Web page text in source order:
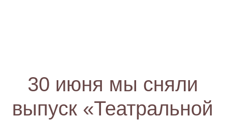
30 июня мы сняли
выпуск «Театральной